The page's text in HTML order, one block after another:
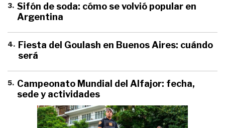
3. Sifón de soda: cómo se volvió popular en
Argentina
4. Fiesta del Goulash en Buenos Aires: cuándo
será
5. Campeonato Mundial del Alfajor: fecha,
sede y actividades